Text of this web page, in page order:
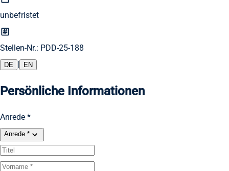
unbefristet
Stellen-Nr.: PDD-25-188
DE | EN
Persönliche Informationen
Anrede *
Anrede *